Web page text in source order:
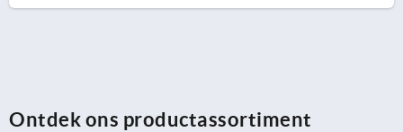
Ontdek ons productassortiment